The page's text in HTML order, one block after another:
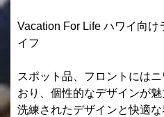
Vacation For Life ハワイ向
イフ
スポット品、フロントには
おり、個性的なデザインが魅
洗練されたデザインと快適